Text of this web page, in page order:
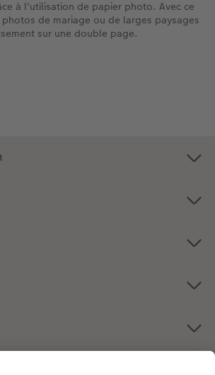
à l'utilisation de papier photo. Avec ce
de mariage ou de larges paysages
sur une double page.